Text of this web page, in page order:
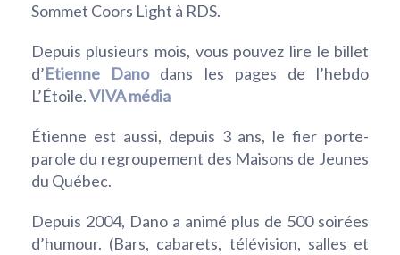
Sommet Coors Light à RDS.
Depuis plusieurs mois, vous pouvez lire le billet
d’Etienne Danodans les pages de l’hebdo
L’Étoile.VIVA média
Étienne est aussi, depuis 3 ans, le fier porte-
parole du regroupement des Maisons de Jeunes
du Québec.
Depuis 2004, Dano a animé plus de 500 soirées
d’humour. (Bars, cabarets, télévision, salles et